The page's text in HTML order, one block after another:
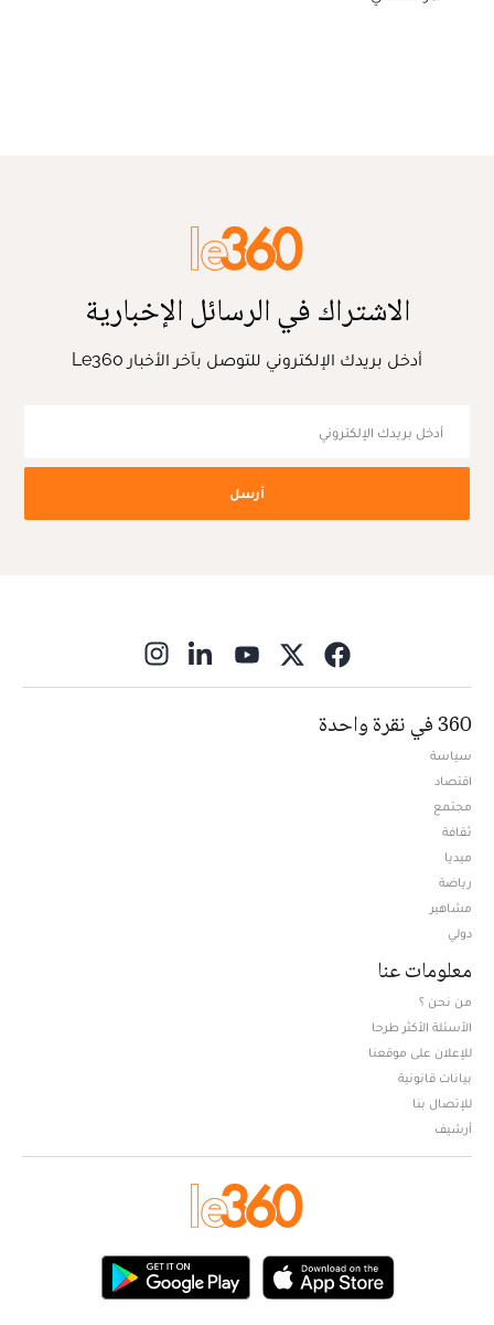
الاشتراك في الرسائل الإخبارية
أدخل بريدك الإلكتروني للتوصل بآخر الأخبار Le360
أرسل
360 في نقرة واحدة
سياسة
اقتصاد
مجتمع
ثقافة
ميديا
رياضة
مشاهير
دولي
معلومات عنا
من نحن ؟
الأسئلة الأكثر طرحا
للإعلان على موقعنا
بيانات قانونية
للإتصال بنا
أرشيف